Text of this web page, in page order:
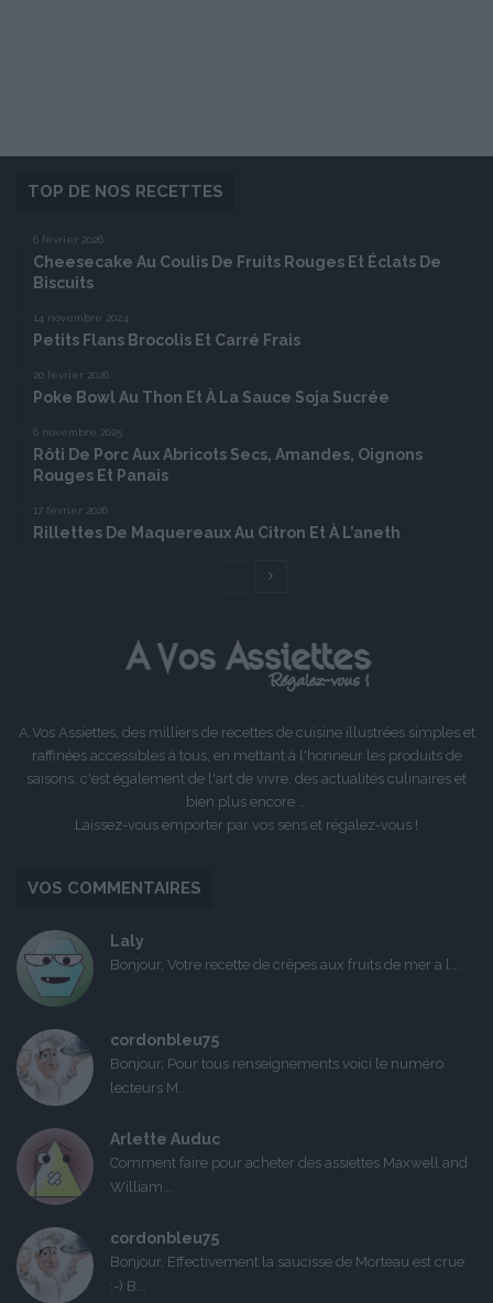
TOP DE NOS RECETTES
6 février 2026
Cheesecake Au Coulis De Fruits Rouges Et Éclats De
Biscuits
14 novembre 2024
Petits Flans Brocolis Et Carré Frais
20 février 2026
Poke Bowl Au Thon Et À La Sauce Soja Sucrée
6 novembre 2025
Rôti De Porc Aux Abricots Secs, Amandes, Oignons
Rouges Et Panais
17 février 2026
Rillettes De Maquereaux Au Citron Et À L’aneth
Page
A Vos Assiettes, des milliers de recettes de cuisine illustrées simples et
raffinées accessibles à tous, en mettant à l'honneur les produits de
saisons, c'est également de l'art de vivre, des actualités culinaires et
bien plus encore ...
Laissez-vous emporter par vos sens et régalez-vous !
VOS COMMENTAIRES
Laly
Bonjour, Votre recette de crêpes aux fruits de mer a l...
cordonbleu75
Bonjour, Pour tous renseignements voici le numéro
lecteurs M...
Arlette Auduc
Comment faire pour acheter des assiettes Maxwell and
William...
cordonbleu75
Bonjour, Effectivement la saucisse de Morteau est crue
:-) B...